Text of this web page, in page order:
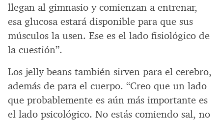
llegan al gimnasio y comienzan a entrenar,
esa glucosa estará disponible para que sus
músculos la usen. Ese es el lado fisiológico de
la cuestión”.
Los jelly beans también sirven para el cerebro,
además de para el cuerpo. “Creo que un lado
que probablemente es aún más importante es
el lado psicológico. No estás comiendo sal, no